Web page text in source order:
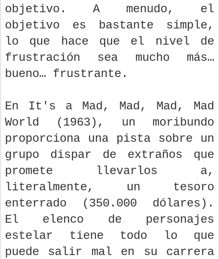
objetivo. A menudo, el
objetivo es bastante simple,
lo que hace que el nivel de
frustración sea mucho más…
bueno… frustrante.
En It's a Mad, Mad, Mad, Mad
World (1963), un moribundo
proporciona una pista sobre un
grupo dispar de extraños que
promete llevarlos a,
literalmente, un tesoro
enterrado (350.000 dólares).
El elenco de personajes
estelar tiene todo lo que
puede salir mal en su carrera